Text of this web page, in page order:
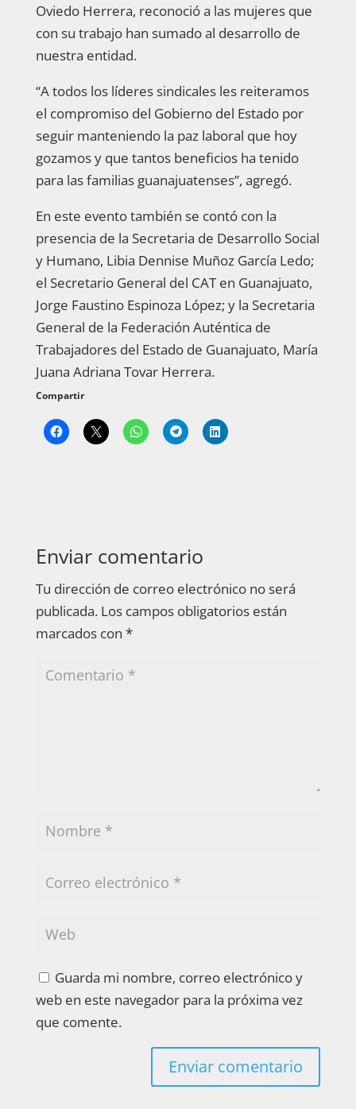
Oviedo Herrera, reconoció a las mujeres que
con su trabajo han sumado al desarrollo de
nuestra entidad.
“A todos los líderes sindicales les reiteramos
el compromiso del Gobierno del Estado por
seguir manteniendo la paz laboral que hoy
gozamos y que tantos beneficios ha tenido
para las familias guanajuatenses”, agregó.
En este evento también se contó con la
presencia de la Secretaria de Desarrollo Social
y Humano, Libia Dennise Muñoz García Ledo;
el Secretario General del CAT en Guanajuato,
Jorge Faustino Espinoza López; y la Secretaria
General de la Federación Auténtica de
Trabajadores del Estado de Guanajuato, María
Juana Adriana Tovar Herrera.
Compartir
Enviar comentario
Tu dirección de correo electrónico no será
publicada. Los campos obligatorios están
marcados con *
Guarda mi nombre, correo electrónico y
web en este navegador para la próxima vez
que comente.